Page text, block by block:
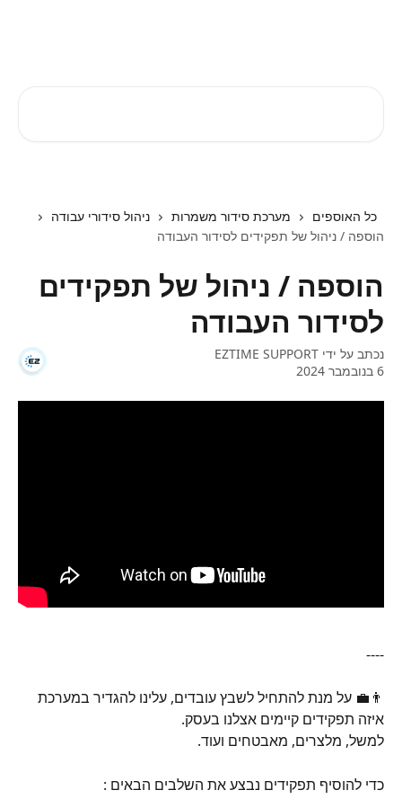
כל האוספים מערכת סידור משמרות
ניהול סידורי עבודה
הוספה / ניהול של תפקידים לסידור העבודה
הוספה / ניהול של תפקידים
לסידור העבודה
נכתב על ידי EZTIME SUPPORT
6 בנובמבר 2024
----
👨‍💼 על מנת להתחיל לשבץ עובדים, עלינו להגדיר במערכת
איזה תפקידים קיימים אצלנו בעסק.
למשל, מלצרים, מאבטחים ועוד.
כדי להוסיף תפקידים נבצע את השלבים הבאים :